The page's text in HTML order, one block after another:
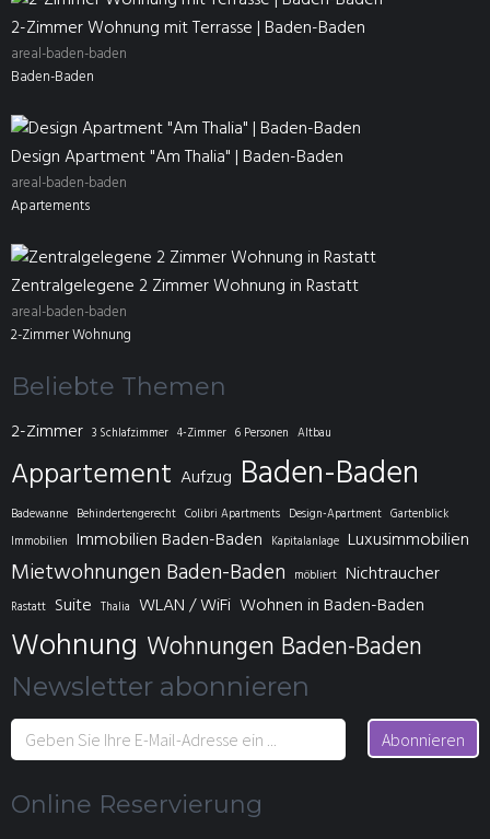
2-Zimmer Wohnung mit Terrasse | Baden-Baden
areal-baden-baden
Baden-Baden
Design Apartment "Am Thalia" | Baden-Baden
areal-baden-baden
Apartements
Zentralgelegene 2 Zimmer Wohnung in Rastatt
areal-baden-baden
2-Zimmer Wohnung
Beliebte Themen
2-Zimmer 3 Schlafzimmer 4-Zimmer 6 Personen Altbau
Appartement Aufzug Baden-Baden
Badewanne Behindertengerecht Colibri Apartments Design-Apartment Gartenblick
Immobilien Immobilien Baden-Baden Kapitalanlage Luxusimmobilien
Mietwohnungen Baden-Baden möbliert Nichtraucher
Rastatt Suite Thalia WLAN / WiFi Wohnen in Baden-Baden
Wohnung Wohnungen Baden-Baden
Newsletter abonnieren
Abonnieren
Online Reservierung